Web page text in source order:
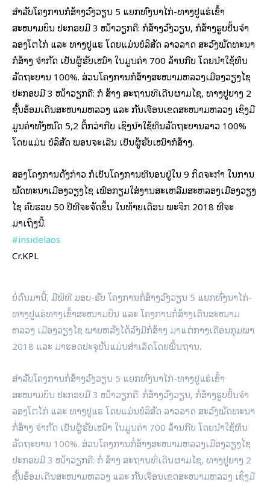
ສຳລັບໂຄງການກໍ່ສ້າງວົງວຽນ 5 ແຍກທົ່ງນາໄກ່-ທາງປູແຮ່ເຂົ້າ
ສະໜາມບິນ ປະກອບມີ 3 ໜ້າວຽກຄື: ກໍ່ສ້າງວົງວຽນ, ກໍ່ສ້າງຮູບປັ້ນຈໍາ
ລອງໂຕໄກ່ ແລະ ທາງປູແຮ ໂດຍແມ່ນບໍລິສັດ ລາວລາດ ສະວົງພັດທະນາ
ກໍ່ສ້າງ ຈໍາກັດ ເປັນຜູ້ຮັບເໝົາ ໃນມູນຄ່າ 700 ລ້ານກີບ ​ໂດຍນໍາໃຊ້ທຶນ
ລັດຖະບານ 100%. ສ່ວນໂຄງການກໍ່ສ້າງສະໜາມຫລວງເມືອງວຽງໄຊ
ປະກອບມີ 3 ໜ້າວຽກຄື: ກໍ່ ສ້າງ ສະຖານທີ່ເດີນຜາມໄຊ, ທາງປູຍາງ 2
ຊັ້ນອ້ອມເດີນສະໜາມຫລວງ ແລະ ກັນເຈື່ອນເຂດສະໜາມຫລວງ ​ເຊິ່ງມີ
ມູນຄ່າທັງໝົດ 5,2 ຕື້ກວ່າກີບ ​​ເຊິ່ງນຳໃຊ້ທຶນລັດຖະບານລາວ 100%
ໂດຍແມ່ນ ບໍລິສັດ ພອນຈະເລີນ ເປັນຜູ້ຮັບເໝົາກໍ່ສ້າງ.
ສອງ​ໂຄງການ​ດັ່ງກ່າວ ກໍເປັນໂຄງການທີ່ນອນຢູ່ໃນ 9 ກິດຈະກຳ ໃນການ
ພັດທະນາເມືອງວຽງໄຊ ເພື່ອກຽມໃສ່ງານສະເຫລີມສະຫລອງເມືອງວຽງ
ໄຊ ຄົບຮອບ 50 ປີທີ່ຈະຈັດຂຶ້ນ ໃນທ້າຍເດືອນ ພະຈິກ 2018 ທີ່ຈະ
ມາເຖິງນີ້.
#insidelaos
Cr.KPL
ບໍ່​ດົນ​ມາ​ນີ້, ​ມີ​ພິທີ​ ມອບ-ຮັບ ໂຄງການກໍ່ສ້າງວົງວຽນ 5 ແຍກທົ່ງນາໄກ່-
ທາງປູແຮ່ທາງເຂົ້າສະໜາມບິນ ແລະ ໂຄງການກໍ່ສ້າງເດີນສະໜາມ
ຫລວງ ເມືອງວຽງໄຊ ພາຍຫລັງ​ໄດ້ລົງມືກໍ່ສ້າງ ມາແຕ່ກາງເດືອນກຸມພາ
2018 ​ແລະ ມາຮອດປະຈຸບັນ​ແມ່ນ​ສໍາ​ເລັດ​ໂດຍ​ພື້ນຖານ.
ສຳລັບໂຄງການກໍ່ສ້າງວົງວຽນ 5 ແຍກທົ່ງນາໄກ່-ທາງປູແຮ່ເຂົ້າ
ສະໜາມບິນ ປະກອບມີ 3 ໜ້າວຽກຄື: ກໍ່ສ້າງວົງວຽນ, ກໍ່ສ້າງຮູບປັ້ນຈໍາ
ລອງໂຕໄກ່ ແລະ ທາງປູແຮ ໂດຍແມ່ນບໍລິສັດ ລາວລາດ ສະວົງພັດທະນາ
ກໍ່ສ້າງ ຈໍາກັດ ເປັນຜູ້ຮັບເໝົາ ໃນມູນຄ່າ 700 ລ້ານກີບ ​ໂດຍນໍາໃຊ້ທຶນ
ລັດຖະບານ 100%. ສ່ວນໂຄງການກໍ່ສ້າງສະໜາມຫລວງເມືອງວຽງໄຊ
ປະກອບມີ 3 ໜ້າວຽກຄື: ກໍ່ ສ້າງ ສະຖານທີ່ເດີນຜາມໄຊ, ທາງປູຍາງ 2
ຊັ້ນອ້ອມເດີນສະໜາມຫລວງ ແລະ ກັນເຈື່ອນເຂດສະໜາມຫລວງ ​ເຊິ່ງມີ